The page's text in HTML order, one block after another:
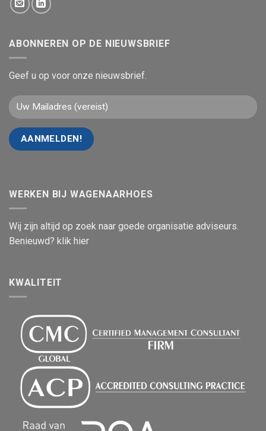
ABONNEREN OP DE NIEUWSBRIEF
Geef u op voor onze nieuwsbrief.
WERKEN BIJ WAGENAARHOES
Wij zijn altijd op zoek naar goede organisatie adviseurs.
Benieuwd? klik hier
KWALITEIT